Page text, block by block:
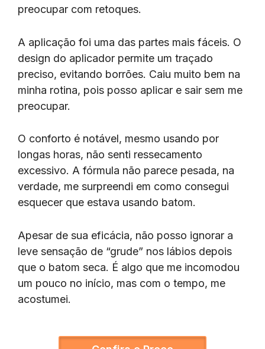
preocupar com retoques.
A aplicação foi uma das partes mais fáceis. O
design do aplicador permite um traçado
preciso, evitando borrões. Caiu muito bem na
minha rotina, pois posso aplicar e sair sem me
preocupar.
O conforto é notável, mesmo usando por
longas horas, não senti ressecamento
excessivo. A fórmula não parece pesada, na
verdade, me surpreendi em como consegui
esquecer que estava usando batom.
Apesar de sua eficácia, não posso ignorar a
leve sensação de “grude” nos lábios depois
que o batom seca. É algo que me incomodou
um pouco no início, mas com o tempo, me
acostumei.